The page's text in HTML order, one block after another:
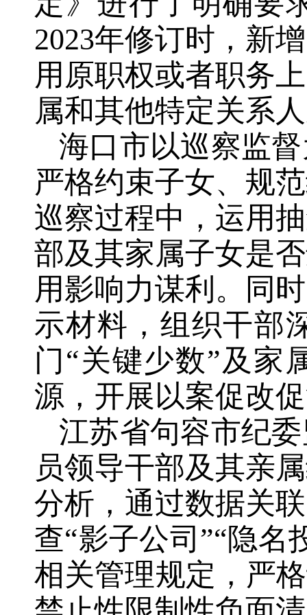
2023年修订时，新
用原职权或者职务
属和其他特定关系
海口市以巡察监
严格约束子女、规
巡察过程中，运用
部及其家属子女是
用影响力谋利。同
示材料，组织干部
门“关键少数”及家
源，开展以案促改
江苏省句容市纪
员领导干部及其亲
分析，通过数据关
查“影子公司”“隐名
相关管理规定，严